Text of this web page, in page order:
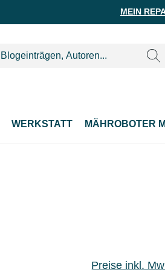
MEIN
WERKSTATT MÄHROBOTER
Preise inkl.